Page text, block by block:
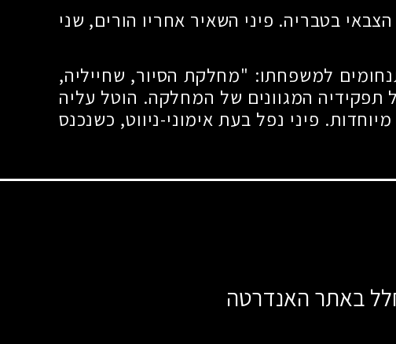
בטבריה. פיני השאיר אחריו הורים, שני
למשפחתו: "מחלקת הסיור, שחייליה,
תפקידיה המגוונים של המחלקה. הוטל עליה
פיני נפל בעת אימוני-ניווט, כשנכנס
באתר האנדרטה